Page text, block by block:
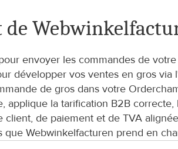
envoyer les commandes de
développer vos ventes en gros
de gros dans votre
applique la tarification B2B
de paiement et de TVA
Webwinkelfacturen prend en